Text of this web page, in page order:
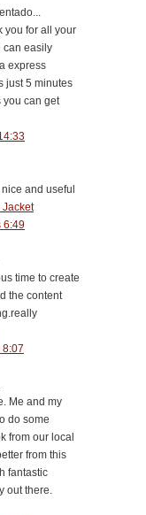
you for all your
can easily
express
just 5 minutes
you can get
nice and useful
Jacket
6:49
time to create
the content
8:07
Me and my
do some
from our local
from this
fantastic
out there.